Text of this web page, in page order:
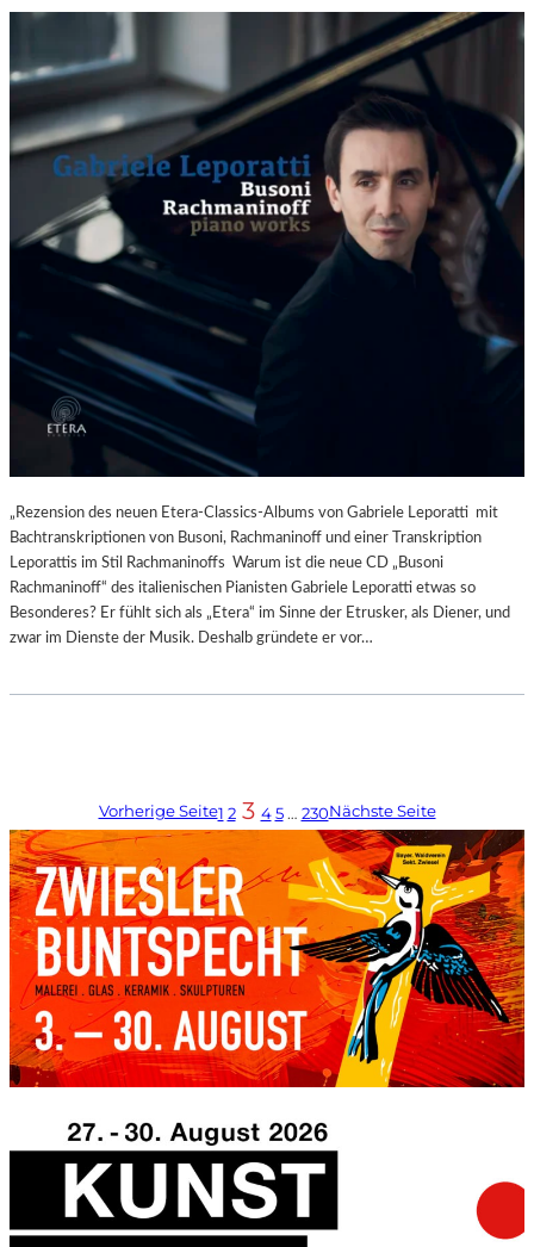
„Rezension des neuen Etera-Classics-Albums von Gabriele Leporatti mit
Bachtranskriptionen von Busoni, Rachmaninoff und einer Transkription
Leporattis im Stil Rachmaninoffs Warum ist die neue CD „Busoni
Rachmaninoff“ des italienischen Pianisten Gabriele Leporatti etwas so
Besonderes? Er fühlt sich als „Etera“ im Sinne der Etrusker, als Diener, und
zwar im Dienste der Musik. Deshalb gründete er vor…
Vorherige Seite1 2 3 4 5 … 230Nächste Seite